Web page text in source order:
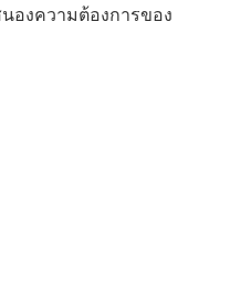
องความต้องการของ